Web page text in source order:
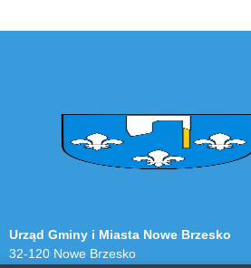
Urząd Gminy i Miasta Nowe Brzesko
32-120 Nowe Brzesko